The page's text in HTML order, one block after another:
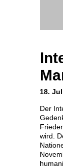
18.
Der
wird.